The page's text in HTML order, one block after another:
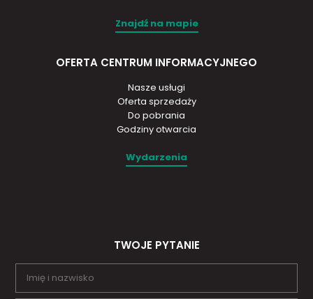
Znajdź na mapie
OFERTA CENTRUM INFORMACYJNEGO
Nasze usługi
Oferta sprzedaży
Do pobrania
Godziny otwarcia
Wydarzenia
TWOJE PYTANIE